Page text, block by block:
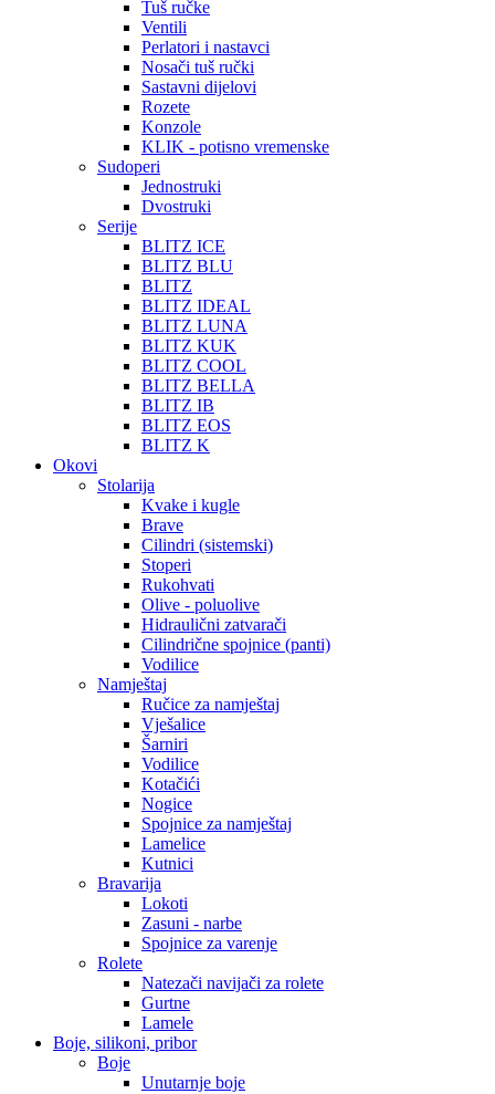
Tuš ručke
Ventili
Perlatori i nastavci
Nosači tuš ručki
Sastavni dijelovi
Rozete
Konzole
KLIK - potisno vremenske
Sudoperi
Jednostruki
Dvostruki
Serije
BLITZ ICE
BLITZ BLU
BLITZ
BLITZ IDEAL
BLITZ LUNA
BLITZ KUK
BLITZ COOL
BLITZ BELLA
BLITZ IB
BLITZ EOS
BLITZ K
Okovi
Stolarija
Kvake i kugle
Brave
Cilindri (sistemski)
Stoperi
Rukohvati
Olive - poluolive
Hidraulični zatvarači
Cilindrične spojnice (panti)
Vodilice
Namještaj
Ručice za namještaj
Vješalice
Šarniri
Vodilice
Kotačići
Nogice
Spojnice za namještaj
Lamelice
Kutnici
Bravarija
Lokoti
Zasuni - narbe
Spojnice za varenje
Rolete
Natezači navijači za rolete
Gurtne
Lamele
Boje, silikoni, pribor
Boje
Unutarnje boje